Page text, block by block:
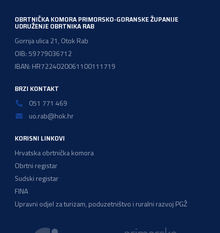
OBRTNIČKA KOMORA PRIMORSKO-GORANSKE ŽUPANIJE
UDRUŽENJE OBRTNIKA RAB
Gornja ulica 21, Otok Rab
OIB: 59779036712
IBAN: HR7224020061100111719
BRZI KONTAKT
051 771 469
uo.rab@hok.hr
KORISNI LINKOVI
Hrvatska obrtnička komora
Obrtni registar
Sudski registar
FINA
Upravni odjel za turizam, poduzetništvo i ruralni razvoj PGŽ